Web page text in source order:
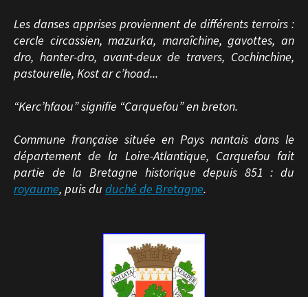
Les danses apprises proviennent de différents terroirs :
cercle circassien, mazurka, maraîchine, gavottes, an
dro, hanter-dro, avant-deux de travers, Cochinchine,
pastourelle, Kost ar c’hoad...
“Kerc’hfaou” signifie “Carquefou” en breton.
Commune française située en Pays nantais dans le
département de la Loire-Atlantique, Carquefou fait
partie de la Bretagne historique depuis 851 : du
royaume, puis du duché de Bretagne.